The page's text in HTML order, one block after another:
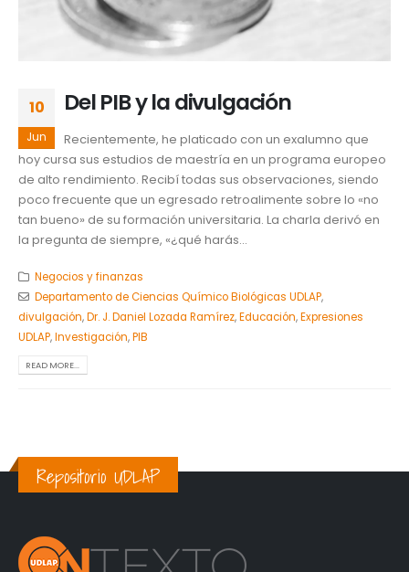
10
Jun
Del PIB y la divulgación
Recientemente, he platicado con un exalumno que
hoy cursa sus estudios de maestría en un programa europeo
de alto rendimiento. Recibí todas sus observaciones, siendo
poco frecuente que un egresado retroalimente sobre lo «no
tan bueno» de su formación universitaria. La charla derivó en
la pregunta de siempre, «¿qué harás...
Negocios y finanzas
Departamento de Ciencias Químico Biológicas UDLAP,
divulgación,Dr. J. Daniel Lozada Ramírez,Educación,Expresiones
UDLAP,Investigación,PIB
READ MORE...
Repositorio UDLAP